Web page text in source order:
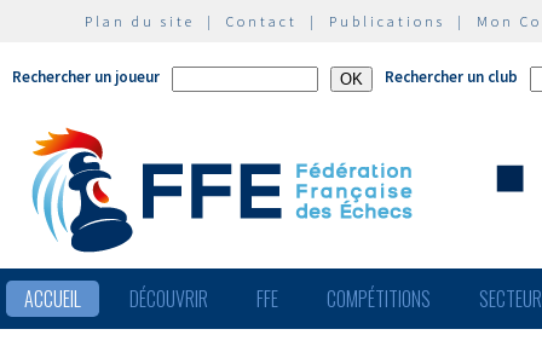
Plan du site | Contact | Publications | Mon
Rechercher un joueur Rechercher un club
ACCUEIL DÉCOUVRIR FFE COMPÉTITIONS